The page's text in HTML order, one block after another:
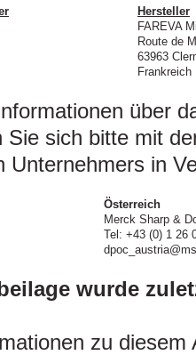
Hersteller
FAREVA
Route de
63963
Frankreich
über
Sie sich bitte mit
Unternehmers in
Österreich
Merck Sharp &
Tel: +43 (0) 1 26
wurde
zu diesem